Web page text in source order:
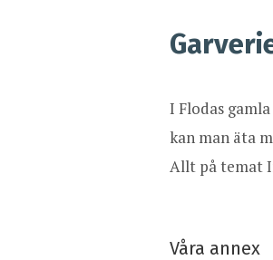
I Flodas
kan man äta
Allt på temat
Våra annex